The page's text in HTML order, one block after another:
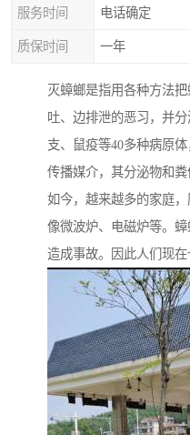
服务时间 电话确定
质保时间 一年
灭蟑螂是指用各种方法
吐、边排泄的恶习，并
支、鼠疫等40多种病原
传播媒介，其分泌物和粪
如今，越来越多的家庭，
像微波炉、电磁炉等。蟑
造成事故。因此人们现在